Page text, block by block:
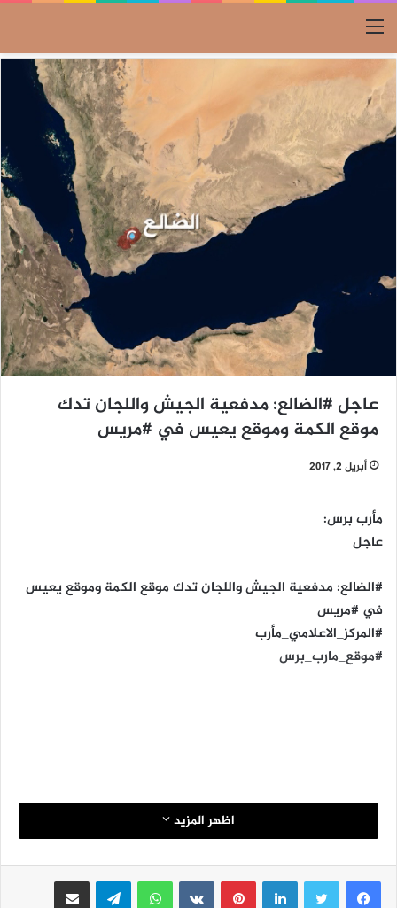
القائمة
عاجل #الضالع: مدفعية الجيش واللجان تدك
موقع الكمة وموقع يعيس في #مريس
أبريل 2, 2017
مأرب برس:
عاجل
#الضالع: مدفعية الجيش واللجان تدك موقع الكمة وموقع يعيس
في #مريس
#المركز_الاعلامي_مأرب
#موقع_مارب_برس
اظهر المزيد
لينكدإنبينتيريست واتساب تيلقرام مشاركة عبر البريد